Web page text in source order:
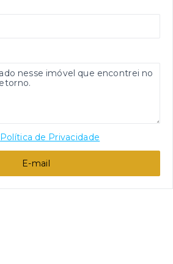
Política de Privacidade
E-mail